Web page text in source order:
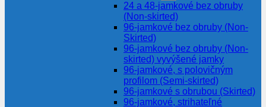
24 a 48-jamkové bez obruby
(Non-skirted)
96-jamkové bez obruby (Non-
Skirted)
96-jamkové bez obruby (Non-
skirted) vyvýšené jamky
96-jamkové, s polovičným
profilom (Semi-skirted)
96-jamkové s obrubou (Skirted)
96-jamkové, strihateľné